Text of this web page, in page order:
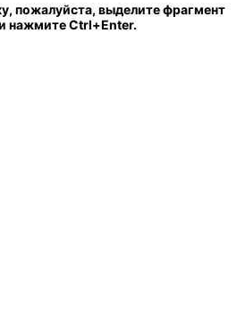
пожалуйста, выделите фрагмент
нажмите Ctrl+Enter.